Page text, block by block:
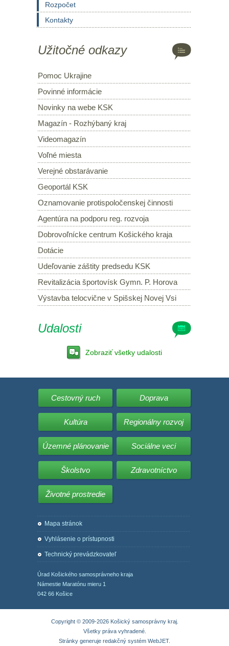
Rozpočet
Kontakty
Užitočné odkazy
Pomoc Ukrajine
Povinné informácie
Novinky na webe KSK
Magazín - Rozhýbaný kraj
Videomagazín
Voľné miesta
Verejné obstarávanie
Geoportál KSK
Oznamovanie protispoločenskej činnosti
Agentúra na podporu reg. rozvoja
Dobrovoľnícke centrum Košického kraja
Dotácie
Udeľovanie záštity predsedu KSK
Revitalizácia športovísk Gymn. P. Horova
Výstavba telocvične v Spišskej Novej Vsi
Udalosti
Zobraziť všetky udalosti
Cestovný ruch Doprava
Kultúra Regionálny rozvoj
Územné plánovanie Sociálne veci
Školstvo Zdravotníctvo
Životné prostredie
Mapa stránok
Vyhlásenie o prístupnosti
Technický prevádzkovateľ
Úrad Košického samosprávneho kraja
Námestie Maratónu mieru 1
042 66 Košice
Copyright © 2009-2026 Košický samosprávny kraj.
Všetky práva vyhradené.
Stránky generuje redakčný systém WebJET.